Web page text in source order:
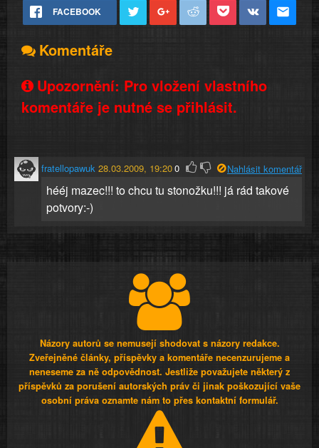
FACEBOOK
Komentáře
Upozornění: Pro vložení vlastního
komentáře je nutné se přihlásit.
fratellopawuk 28.03.2009, 19:200 Nahlásit komentář
hééj mazec!!! to chcu tu stonožku!!! já rád takové
potvory:-)
Názory autorů se nemusejí shodovat s názory redakce.
Zveřejněné články, příspěvky a komentáře necenzurujeme a
neneseme za ně odpovědnost. Jestliže považujete některý z
příspěvků za porušení autorských práv či jinak poškozující vaše
osobní práva oznamte nám to přes kontaktní formulář.